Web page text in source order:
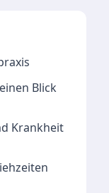
Blick
Krankheit